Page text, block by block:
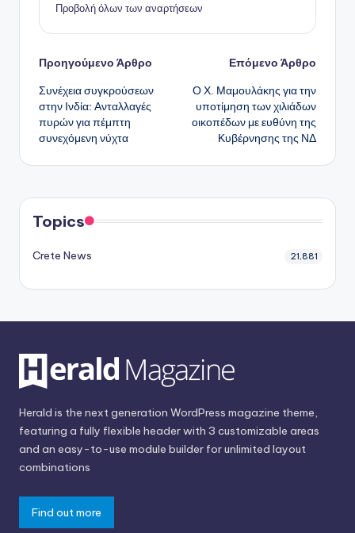
Προβολή όλων των αναρτήσεων
Πλοήγηση
δημοσιεύσεων
Προηγούμενο Άρθρο
Συνέχεια συγκρούσεων
στην Ινδία: Ανταλλαγές
πυρών για πέμπτη
συνεχόμενη νύχτα
Επόμενο Άρθρο
Ο Χ. Μαμουλάκης για την
υποτίμηση των χιλιάδων
οικοπέδων με ευθύνη της
Κυβέρνησης της ΝΔ
Topics
Crete News 21,881
Herald is the next generation WordPress magazine theme,
featuring a fully flexible header with 3 customizable areas
and an easy-to-use module builder for unlimited layout
combinations
Find out more